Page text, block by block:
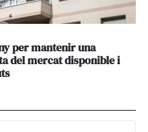
per mantenir una
del mercat disponible i